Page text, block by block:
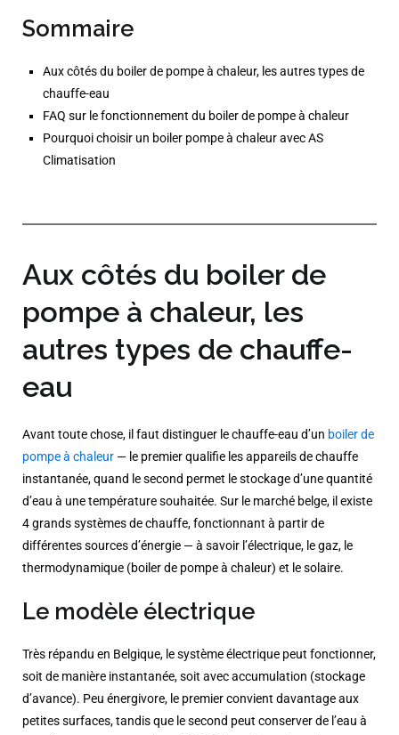
Sommaire
Aux côtés du boiler de pompe à chaleur, les autres types de
chauffe-eau
FAQ sur le fonctionnement du boiler de pompe à chaleur
Pourquoi choisir un boiler pompe à chaleur avec AS
Climatisation
Aux côtés du boiler de
pompe à chaleur, les
autres types de chauffe-
eau
Avant toute chose, il faut distinguer le chauffe-eau d’un boiler de
pompe à chaleur — le premier qualifie les appareils de chauffe
instantanée, quand le second permet le stockage d’une quantité
d’eau à une température souhaitée. Sur le marché belge, il existe
4 grands systèmes de chauffe, fonctionnant à partir de
différentes sources d’énergie — à savoir l’électrique, le gaz, le
thermodynamique (boiler de pompe à chaleur) et le solaire.
Le modèle électrique
Très répandu en Belgique, le système électrique peut fonctionner,
soit de manière instantanée, soit avec accumulation (stockage
d’avance). Peu énergivore, le premier convient davantage aux
petites surfaces, tandis que le second peut conserver de l’eau à